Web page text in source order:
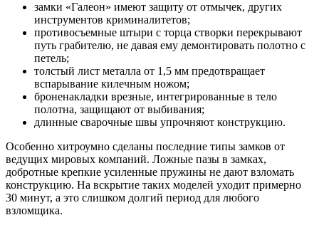
замки «Галеон» имеют защиту от отмычек, других
инструментов криминалитетов;
противосъемные штыри с торца створки перекрывают
путь грабителю, не давая ему демонтировать полотно с
петель;
толстый лист металла от 1,5 мм предотвращает
вспарывание килечным ножом;
броненакладки врезные, интегрированные в тело
полотна, защищают от выбивания;
длинные сварочные швы упрочняют конструкцию.
Особенно хитроумно сделаны последние типы замков от
ведущих мировых компаний. Ложные пазы в замках,
добротные крепкие усиленные пружины не дают взломать
конструкцию. На вскрытие таких моделей уходит примерно
30 минут, а это слишком долгий период для любого
взломщика.